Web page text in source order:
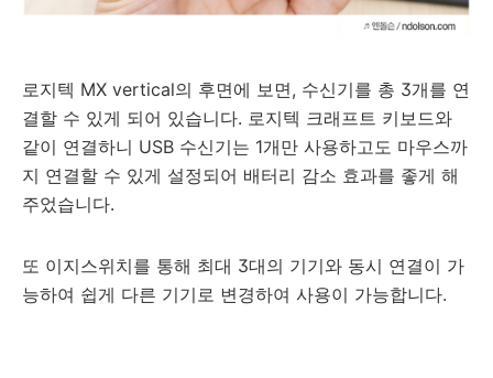
로지텍 MX vertical의 후면에 보면, 수신기를 총 3개를 연
결할 수 있게 되어 있습니다. 로지텍 크래프트 키보드와
같이 연결하니 USB 수신기는 1개만 사용하고도 마우스까
지 연결할 수 있게 설정되어 배터리 감소 효과를 좋게 해
주었습니다.
또 이지스위치를 통해 최대 3대의 기기와 동시 연결이 가
능하여 쉽게 다른 기기로 변경하여 사용이 가능합니다.